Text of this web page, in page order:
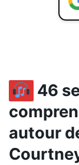
46
autour